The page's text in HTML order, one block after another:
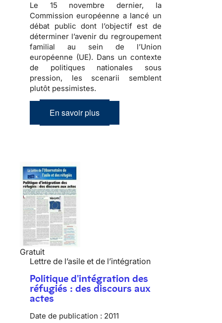
Le 15 novembre dernier, la
Commission européenne a lancé un
débat public dont l’objectif est de
déterminer l’avenir du regroupement
familial au sein de l’Union
européenne (UE). Dans un contexte
de politiques nationales sous
pression, les scenarii semblent
plutôt pessimistes.
En savoir plus
Gratuit
Lettre de l’asile et de l’intégration
Politique d'intégration des
réfugiés : des discours aux
actes
Date de publication : 2011